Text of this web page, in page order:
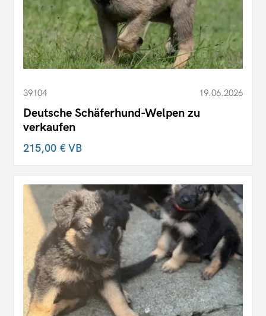
39104 19.06.2026
Deutsche Schäferhund-Welpen zu
verkaufen
215,00 €VB